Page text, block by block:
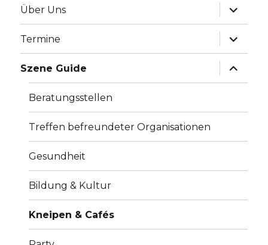
Über Uns
Termine
Szene Guide
Beratungsstellen
Treffen befreundeter Organisationen
Gesundheit
Bildung & Kultur
Kneipen & Cafés